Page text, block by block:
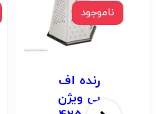
ناموجود
رنده اف
بی ویژن